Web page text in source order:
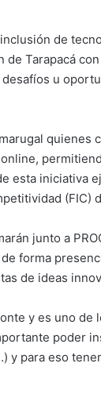
de
Tarapacá
u
quienes
esta iniciativa
(FIC)
junto a
forma
de ideas
y es uno de
poder
y para eso